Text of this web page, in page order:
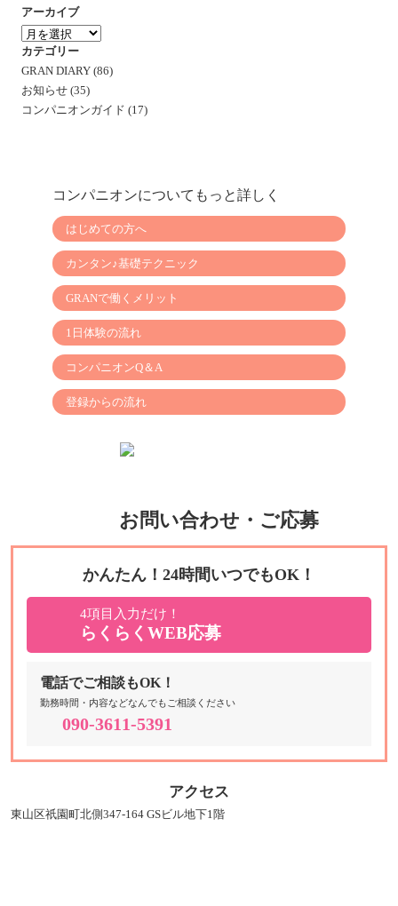
アーカイブ
ア
ー
カ
イ
ブ
カテゴリー
GRAN DIARY (86)
お知らせ (35)
コンパニオンガイド (17)
コンパニオンについてもっと詳しく
はじめての方へ
カンタン♪基礎テクニック
GRANで働くメリット
1日体験の流れ
コンパニオンQ＆A
登録からの流れ
お問い合わせ・ご応募
かんたん！24時間いつでもOK！
4項目入力だけ！
らくらくWEB応募
電話でご相談もOK！
勤務時間・内容などなんでもご相談ください
090-3611-5391
アクセス
東山区祇園町北側347-164 GSビル地下1階